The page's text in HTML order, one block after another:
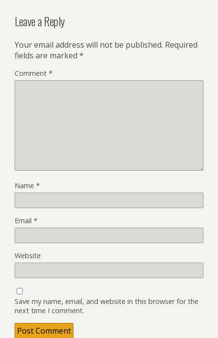
Leave a Reply
Your email address will not be published. Required
fields are marked *
Comment *
Name *
Email *
Website
Save my name, email, and website in this browser for the
next time I comment.